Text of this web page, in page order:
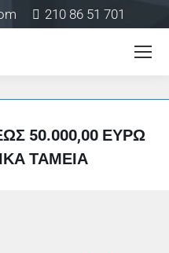
210 86 51 701
50.000,00 ΕΥΡΏ
ΤΑΜΕΊΑ